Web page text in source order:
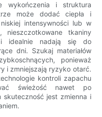
wykończenia i struktura
może dodać ciepła i
intensywności lub w
nieszczotkowane tkaniny
i idealnie nadają się do
dni. Szukaj materiałów
ponieważ
i zmniejszają ryzyko otarć.
kontroli zapachu
świeżość nawet po
skuteczność jest zmienna i